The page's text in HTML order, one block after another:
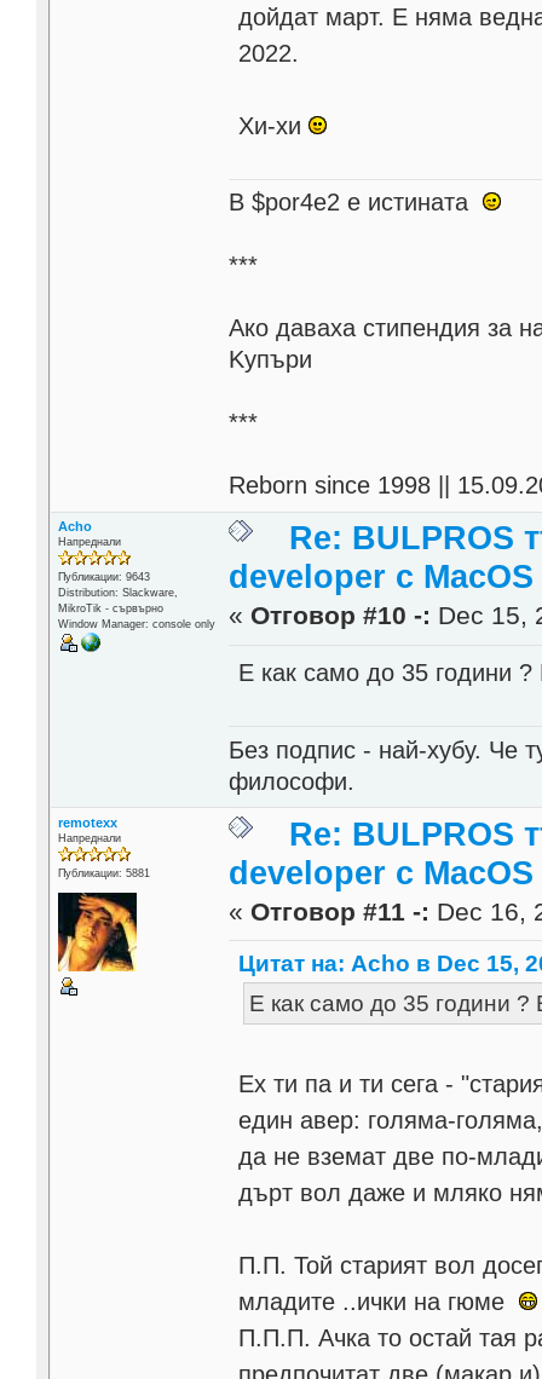
дойдат март. Е няма
2022.
Хи-хи
В $por4e2 e истината
***
Aко даваха стипендия за
Kупъри
***
Reborn since 1998 ||
Acho
Напреднали
Публикации: 9643
Distribution: Slackware,
MikroTik - сървърно
Window Manager: console only
Re: BULPROS
developer c MacOS
« Отговор #10 -: Dec 15,
Е как само до 35 години ?
Без подпис - най-хубу. Че
философи.
remotexx
Напреднали
Публикации: 5881
Re: BULPROS
developer c MacOS
« Отговор #11 -: Dec 16,
Цитат на: Acho в Dec 15,
Е как само до 35 години ?
Ех ти па и ти сега -
един авер: голяма-
да не вземат две по-
дърт вол даже и мляко
П.П. Той старият вол
младите ..ички на гюме
П.П.П. Ачка то остай тая